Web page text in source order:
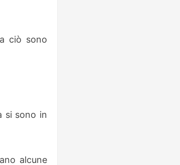
ciò sono
si sono in
alcune